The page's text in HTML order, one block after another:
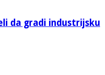
da gradi industrijsku